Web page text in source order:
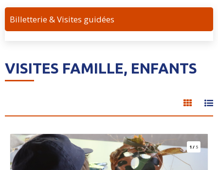
Billetterie & Visites guidées
VISITES FAMILLE, ENFANTS
1/ 5